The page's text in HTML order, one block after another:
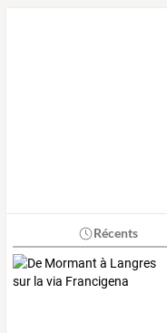
Récents